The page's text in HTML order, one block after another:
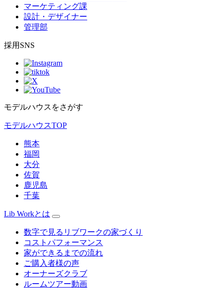
マーケティング課
設計・デザイナー
管理部
採用SNS
モデルハウスをさがす
モデルハウスTOP
熊本
福岡
大分
佐賀
鹿児島
千葉
Lib Workとは
数字で見るリブワークの家づくり
コストパフォーマンス
家ができるまでの流れ
ご購入者様の声
オーナーズクラブ
ルームツアー動画